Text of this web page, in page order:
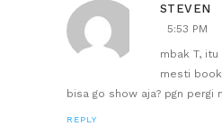
STEVEN
5:53 PM
mbak T,
mesti
bisa go show aja? pgn pergi
REPLY